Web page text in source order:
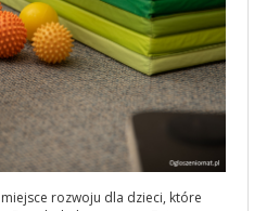
rozwoju dla dzieci, które